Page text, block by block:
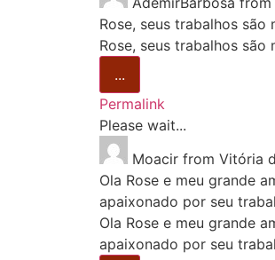
Rose, seus trabalhos
Rose, seus trabalhos
...
Permalink
Please wait...
Moacir from Vitória
Ola Rose e meu grande
apaixonado por seu
Ola Rose e meu grande
apaixonado por seu